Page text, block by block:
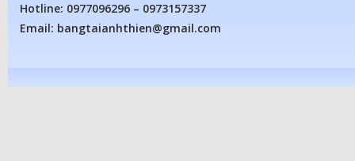
Hotline: 0977096296 – 0973157337
Email: bangtaianhthien@gmail.com